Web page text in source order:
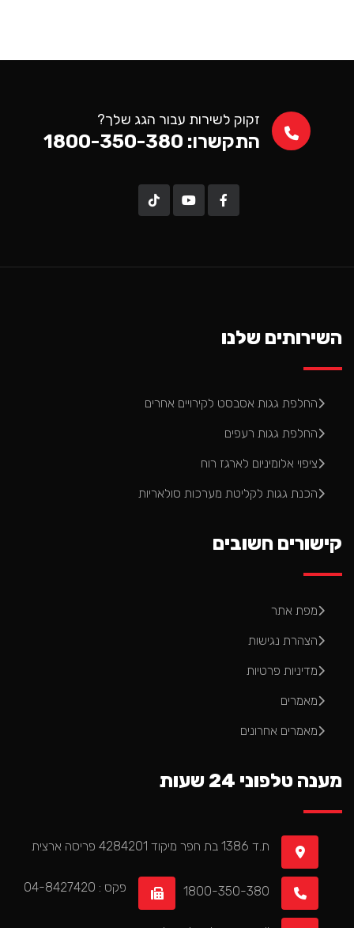
זקוק לשירות עבור הגג שלך?
התקשרו: 1800-350-380
השירותים שלנו
החלפת גגות אסבסט לקירויים אחרים
החלפת גגות רעפים
ציפוי אלומיניום לארגז רוח
הכנת גגות לקליטת מערכות סולאריות
קישורים חשובים
מפת אתר
הצהרת נגישות
מדיניות פרטיות
מאמרים
מאמרים אחרונים
מענה טלפוני 24 שעות
ת.ד 1386 בת חפר מיקוד 4284201 פריסה ארצית
1800-350-380 פקס : 04-8427420